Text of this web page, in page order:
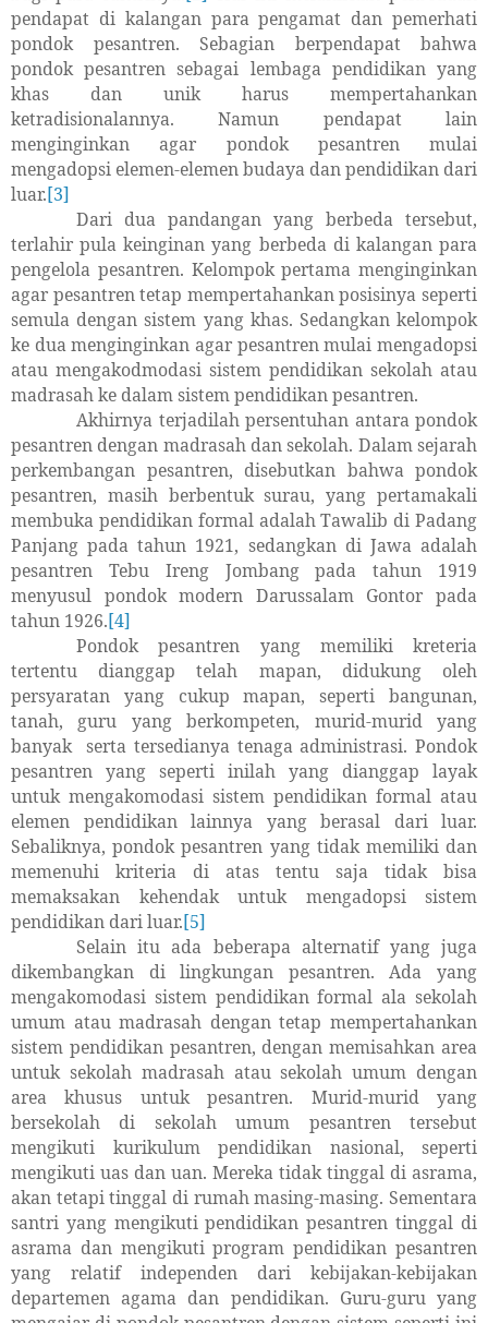
pendapat di kalangan para pengamat dan pemerhati
pondok pesantren. Sebagian berpendapat bahwa
pondok pesantren sebagai lembaga pendidikan yang
khas dan unik harus mempertahankan
ketradisionalannya. Namun pendapat lain
menginginkan agar pondok pesantren mulai
mengadopsi elemen-elemen budaya dan pendidikan dari
luar.[3]
Dari dua pandangan yang berbeda tersebut,
terlahir pula keinginan yang berbeda di kalangan para
pengelola pesantren. Kelompok pertama menginginkan
agar pesantren tetap mempertahankan posisinya seperti
semula dengan sistem yang khas. Sedangkan kelompok
ke dua menginginkan agar pesantren mulai mengadopsi
atau mengakodmodasi sistem pendidikan sekolah atau
madrasah ke dalam sistem pendidikan pesantren.
Akhirnya terjadilah persentuhan antara pondok
pesantren dengan madrasah dan sekolah. Dalam sejarah
perkembangan pesantren, disebutkan bahwa pondok
pesantren, masih berbentuk surau, yang pertamakali
membuka pendidikan formal adalah Tawalib di Padang
Panjang pada tahun 1921, sedangkan di Jawa adalah
pesantren Tebu Ireng Jombang pada tahun 1919
menyusul pondok modern Darussalam Gontor pada
tahun 1926.[4]
Pondok pesantren yang memiliki kreteria
tertentu dianggap telah mapan, didukung oleh
persyaratan yang cukup mapan, seperti bangunan,
tanah, guru yang berkompeten, murid-murid yang
banyak
serta tersedianya tenaga administrasi. Pondok
pesantren yang seperti inilah yang dianggap layak
untuk mengakomodasi sistem pendidikan formal atau
elemen pendidikan lainnya yang berasal dari luar.
Sebaliknya, pondok pesantren yang tidak memiliki dan
memenuhi kriteria di atas tentu saja tidak bisa
memaksakan kehendak untuk mengadopsi sistem
pendidikan dari luar.[5]
Selain itu ada beberapa alternatif yang juga
dikembangkan di lingkungan pesantren. Ada yang
mengakomodasi sistem pendidikan formal ala sekolah
umum atau madrasah dengan tetap mempertahankan
sistem pendidikan pesantren, dengan memisahkan area
untuk sekolah madrasah atau sekolah umum dengan
area khusus untuk pesantren. Murid-murid yang
bersekolah di sekolah umum pesantren tersebut
mengikuti kurikulum pendidikan nasional, seperti
mengikuti uas dan uan. Mereka tidak tinggal di asrama,
akan tetapi tinggal di rumah masing-masing. Sementara
santri yang mengikuti pendidikan pesantren tinggal di
asrama dan mengikuti program pendidikan pesantren
yang relatif independen dari kebijakan-kebijakan
departemen agama dan pendidikan. Guru-guru yang